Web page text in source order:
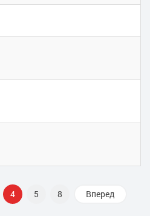
4 5 8 Вперед